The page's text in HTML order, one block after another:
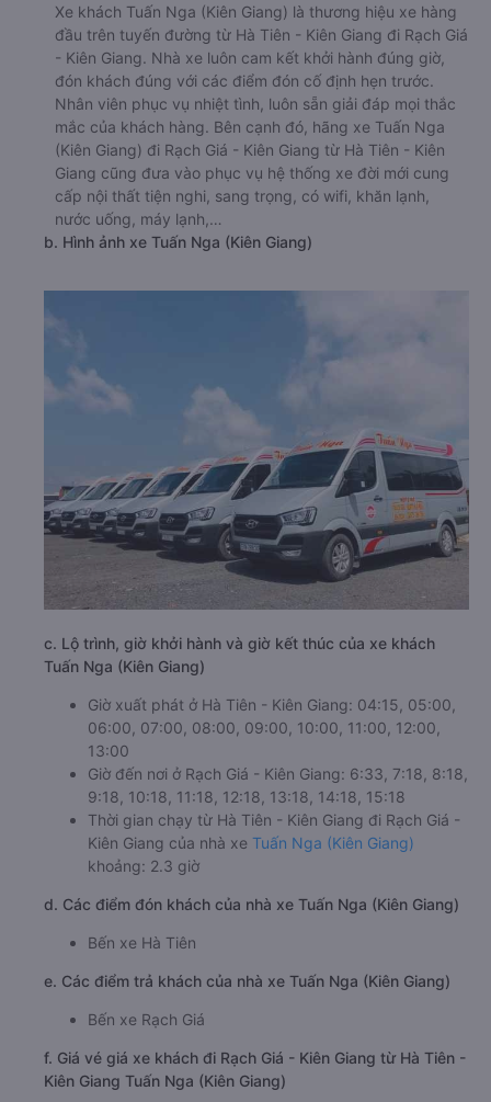
Xe khách Tuấn Nga (Kiên Giang) là thương hiệu xe hàng
đầu trên tuyến đường từ Hà Tiên - Kiên Giang đi Rạch Giá
- Kiên Giang. Nhà xe luôn cam kết khởi hành đúng giờ,
đón khách đúng với các điểm đón cố định hẹn trước.
Nhân viên phục vụ nhiệt tình, luôn sẵn giải đáp mọi thắc
mắc của khách hàng. Bên cạnh đó, hãng xe Tuấn Nga
(Kiên Giang) đi Rạch Giá - Kiên Giang từ Hà Tiên - Kiên
Giang cũng đưa vào phục vụ hệ thống xe đời mới cung
cấp nội thất tiện nghi, sang trọng, có wifi, khăn lạnh,
nước uống, máy lạnh,…
b. Hình ảnh xe Tuấn Nga (Kiên Giang)
c. Lộ trình, giờ khởi hành và giờ kết thúc của xe khách
Tuấn Nga (Kiên Giang)
Giờ xuất phát ở Hà Tiên - Kiên Giang: 04:15, 05:00,
06:00, 07:00, 08:00, 09:00, 10:00, 11:00, 12:00,
13:00
Giờ đến nơi ở Rạch Giá - Kiên Giang: 6:33, 7:18, 8:18,
9:18, 10:18, 11:18, 12:18, 13:18, 14:18, 15:18
Thời gian chạy từ Hà Tiên - Kiên Giang đi Rạch Giá -
Kiên Giang của nhà xe Tuấn Nga (Kiên Giang)
khoảng: 2.3 giờ
d. Các điểm đón khách của nhà xe Tuấn Nga (Kiên Giang)
Bến xe Hà Tiên
e. Các điểm trả khách của nhà xe Tuấn Nga (Kiên Giang)
Bến xe Rạch Giá
f. Giá vé giá xe khách đi Rạch Giá - Kiên Giang từ Hà Tiên -
Kiên Giang Tuấn Nga (Kiên Giang)